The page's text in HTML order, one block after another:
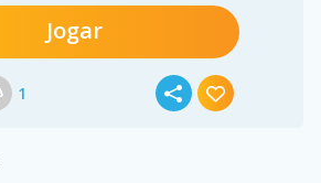
Jogar
1